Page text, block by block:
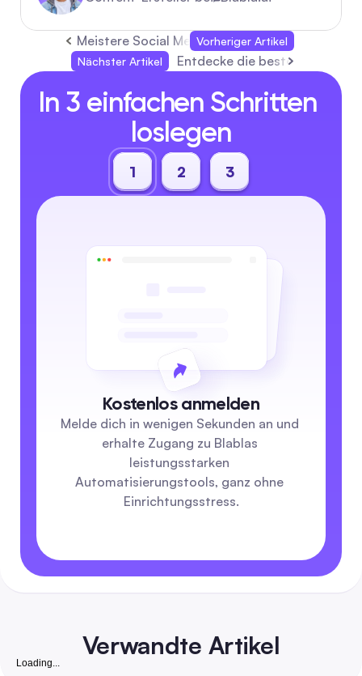
Meistere Social Media Marketing mit
Vorheriger Artikel
Nächster Artikel
Entdecke die besten
In 3 einfachen Schritten
loslegen
1 2 3
Kostenlos anmelden
Melde dich in wenigen Sekunden an und
erhalte Zugang zu Blablas
leistungsstarken
Automatisierungstools, ganz ohne
Einrichtungsstress.
Verwandte Artikel
Loading...